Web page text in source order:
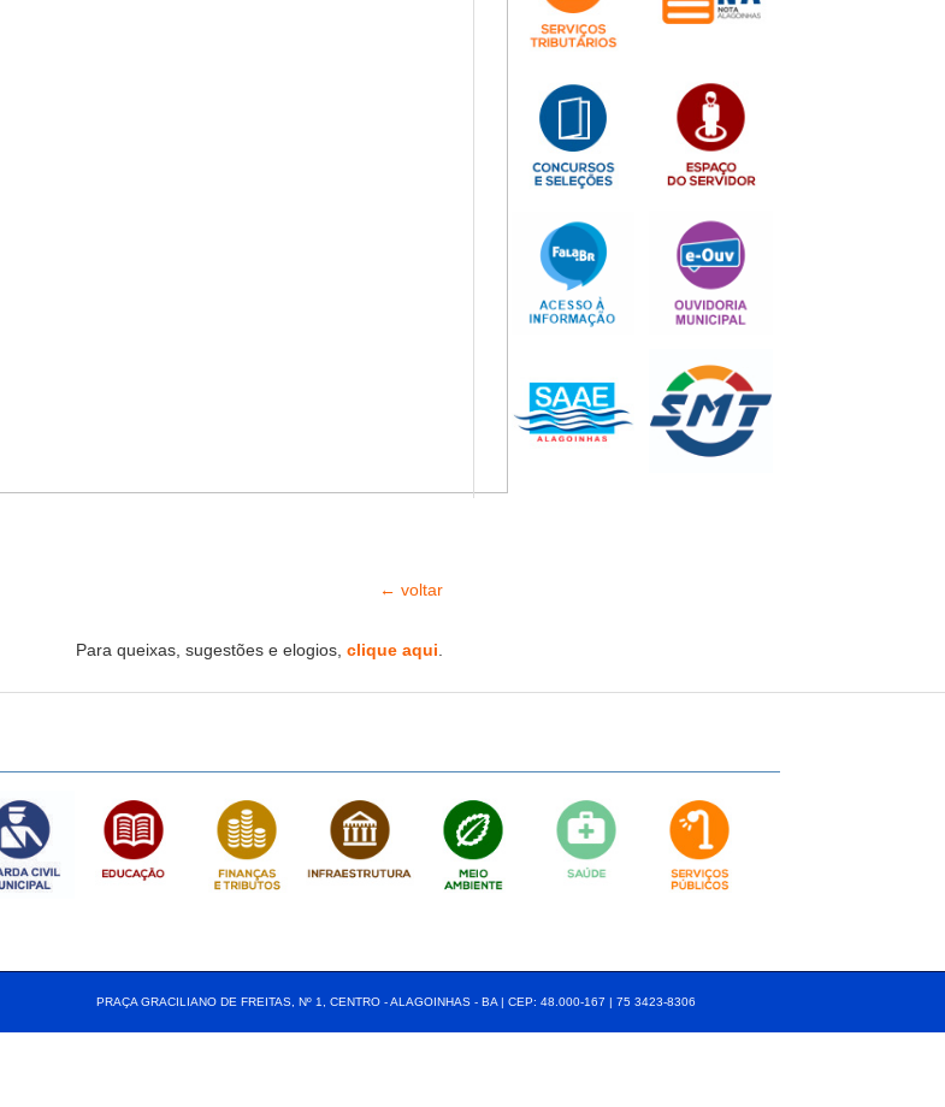
← voltar
Para queixas, sugestões e elogios, clique aqui.
PRAÇA GRACILIANO DE FREITAS, Nº 1, CENTRO - ALAGOINHAS - BA | CEP: 48.000-167 | 75 3423-8306⠀⠀⠀⠀⠀⠀⠀⠀⠀⠀